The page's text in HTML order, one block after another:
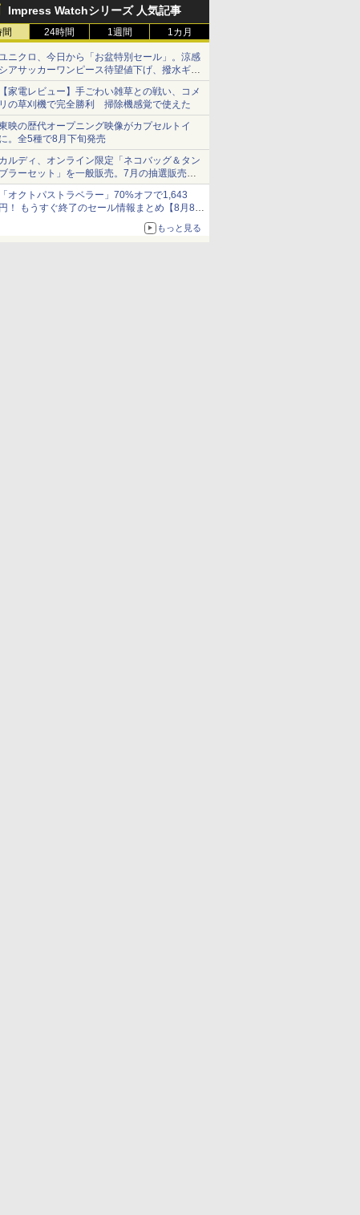
Impress Watchシリーズ 人気記事
間 24時間 1週間 1カ月
ニクロ、今日から「お盆特別セール」。涼感
シアサッカーワンピース待望値下げ、撥水ギア
ョーツは1990円に
【家電レビュー】手ごわい雑草との戦い、コメ
リの草刈機で完全勝利 掃除機感覚で使えた
映の歴代オープニング映像がカプセルトイ
に。全5種で8月下旬発売
カルディ、オンライン限定「ネコバッグ＆タン
ブラーセット」を一般販売。7月の抽選販売の
選無効分
「オクトパストラベラー」70%オフで1,643
円！ もうすぐ終了のセール情報まとめ【8月8日
ニンテンドーeショップでは「大神 絶景版」が
もっと見る